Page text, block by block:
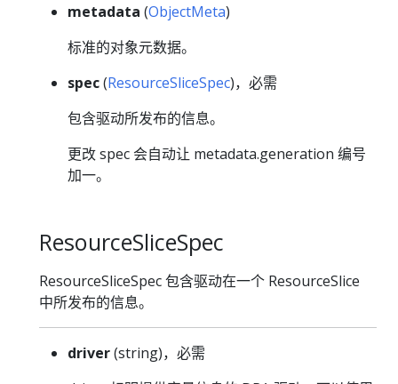
metadata (ObjectMeta)
标准的对象元数据。
spec(ResourceSliceSpec)，必需
包含驱动所发布的信息。
更改 spec 会自动让 metadata.generation 编号
加一。
ResourceSliceSpec
ResourceSliceSpec 包含驱动在一个 ResourceSlice
中所发布的信息。
driver(string)，必需